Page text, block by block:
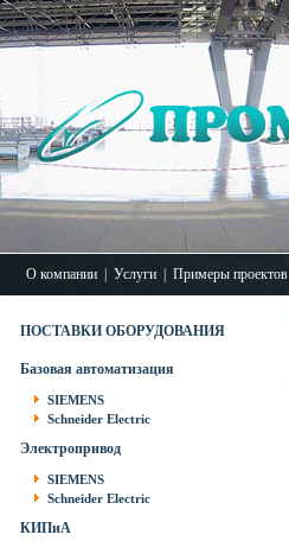
О компании Услуги Примеры проектов
ПОСТАВКИ ОБОРУДОВАНИЯ
Базовая автоматизация
SIEMENS
Schneider Electric
Электропривод
SIEMENS
Schneider Electric
КИПиА